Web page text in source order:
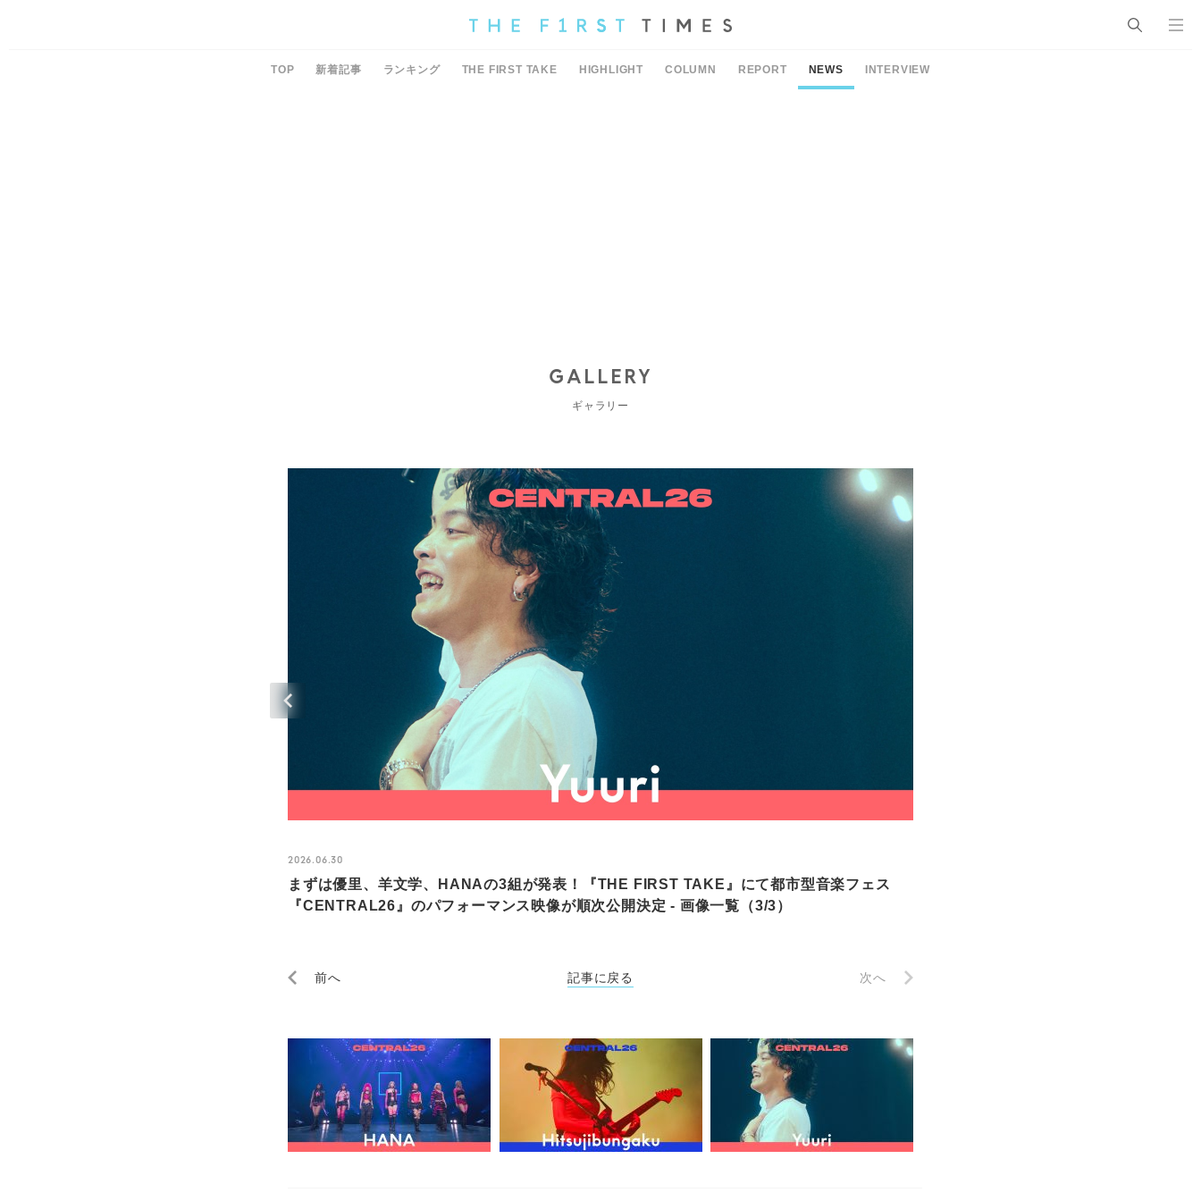
TOP 新着記事 ランキング THE FIRST TAKE HIGHLIGHT COLUMN REPORT NEWS INTERVIEW
GALLERY
ギャラリー
2026.06.30
まずは優里、羊文学、HANAの3組が発表！『THE FIRST TAKE』にて都市型音楽フェス
『CENTRAL26』のパフォーマンス映像が順次公開決定 - 画像一覧（3/3）
前へ 記事に戻る 次へ